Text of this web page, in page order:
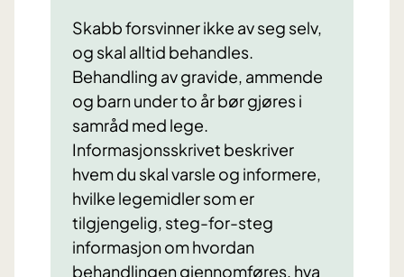
Skabb forsvinner ikke av seg selv,
og skal alltid behandles.
Behandling av gravide, ammende
og barn under to år bør gjøres i
samråd med lege.
Informasjonsskrivet beskriver
hvem du skal varsle og informere,
hvilke legemidler som er
tilgjengelig, steg-for-steg
informasjon om hvordan
behandlingen gjennomføres, hva